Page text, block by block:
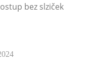
bez slziček